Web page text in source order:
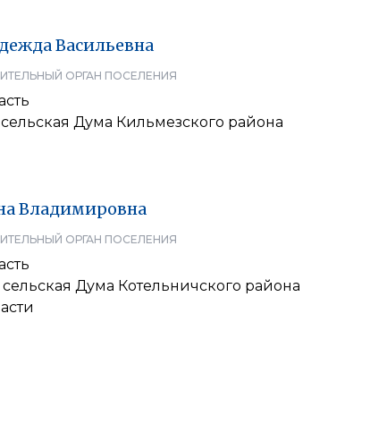
Васильевна
ОРГАН ПОСЕЛЕНИЯ
Дума Кильмезского района
Владимировна
ОРГАН ПОСЕЛЕНИЯ
Дума Котельничского района